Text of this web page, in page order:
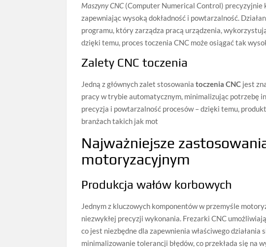
Maszyny CNC(Computer Numerical Control) precyzyjnie
zapewniając wysoką dokładność i powtarzalność.
programu, który zarządza pracą urządzenia,
dzięki temu, proces toczenia CNC może osiągać tak
Zalety CNC toczenia
Jedną z głównych zalet stosowaniatoczenia CNC jest
pracy w trybie automatycznym, minimalizując potrzebę
precyzja i powtarzalność procesów – dzięki temu,
branżach takich jak mot
Najważniejsze
motoryzacyjnym
Produkcja wałów korbowych
Jednym z kluczowych komponentów w przemyśle
niezwykłej precyzji wykonania. Frezarki CNC
co jest niezbędne dla zapewnienia właściwego działania
minimalizowanie tolerancji błędów, co przekłada się na